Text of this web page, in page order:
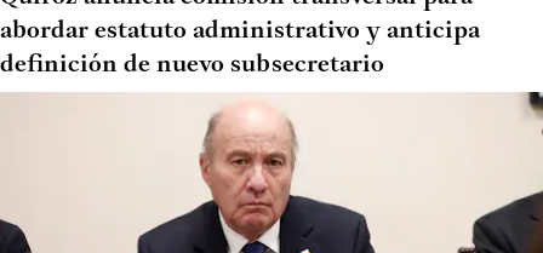
abordar estatuto administrativo y anticipa
definición de nuevo subsecretario